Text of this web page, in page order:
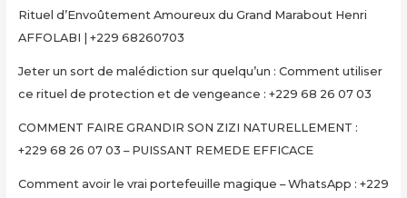
Multiplier
Votre
Minutes
+229
26
Rituel d’Envoûtement Amoureux du Grand Marabout Henri
AFFOLABI | +229 68260703
Jeter un sort de malédiction sur quelqu’un : Comment utiliser
ce rituel de protection et de vengeance : +229 68 26 07 03
COMMENT FAIRE GRANDIR SON ZIZI NATURELLEMENT :
+229 68 26 07 03 – PUISSANT REMEDE EFFICACE
Comment avoir le vrai portefeuille magique – WhatsApp : +229